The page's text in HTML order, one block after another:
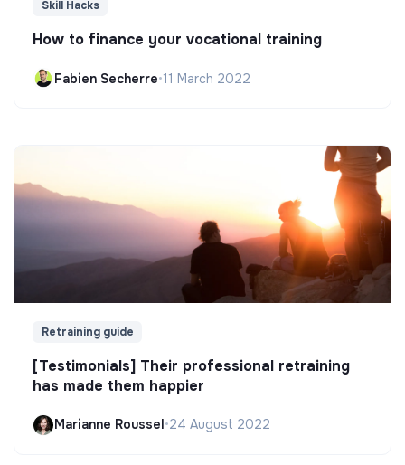
Skill Hacks
How to finance your vocational training
Fabien Secherre•11 March 2022
Retraining guide
[Testimonials] Their professional retraining
has made them happier
Marianne Roussel •24 August 2022